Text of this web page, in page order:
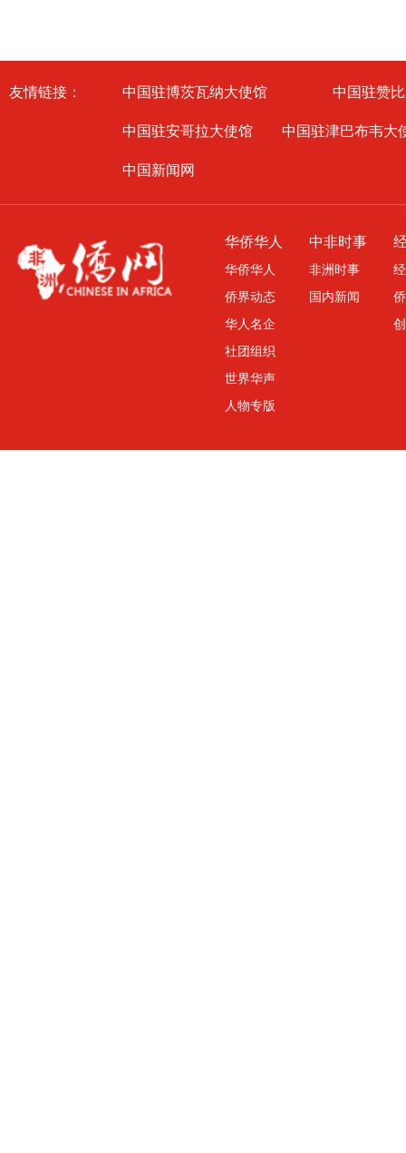
友情链接： 中国驻博茨瓦纳大使馆
中国驻赞
中国驻安哥拉大使馆
中国驻津巴布韦大
中国新闻网
华侨华人
华侨华人
侨界动态
华人名企
社团组织
世界华声
人物专版
中非时事
非洲时事
国内新闻